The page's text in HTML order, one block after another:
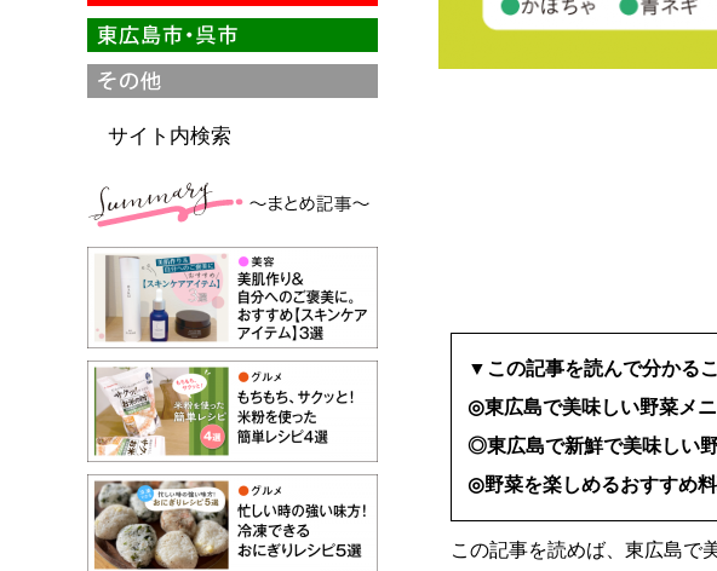
▼この記事を読んで分かる
◎東広島で美味しい野菜メニ
◎東広島で新鮮で美味しい
◎野菜を楽しめるおすすめ料
この記事を読めば、東広島で
サイト内検索